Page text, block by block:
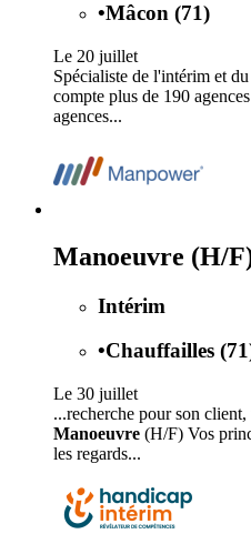
•Mâcon (71)
Le 20 juillet
Spécialiste de l'intérim et
compte plus de 190
agences...
Manoeuvre (H/
Intérim
•Chauffailles
Le 30 juillet
...recherche pour son
Manoeuvre (H/F) Vos
les regards...